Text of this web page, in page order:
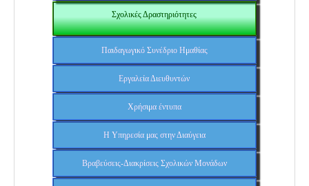
Σχολικές Δραστηριότητες
Παιδαγωγικό Συνέδριο Ημαθίας
Εργαλεία Διευθυντών
Χρήσιμα έντυπα
Η Υπηρεσία μας στην Διαύγεια
Βραβεύσεις-Διακρίσεις Σχολικών Μονάδων